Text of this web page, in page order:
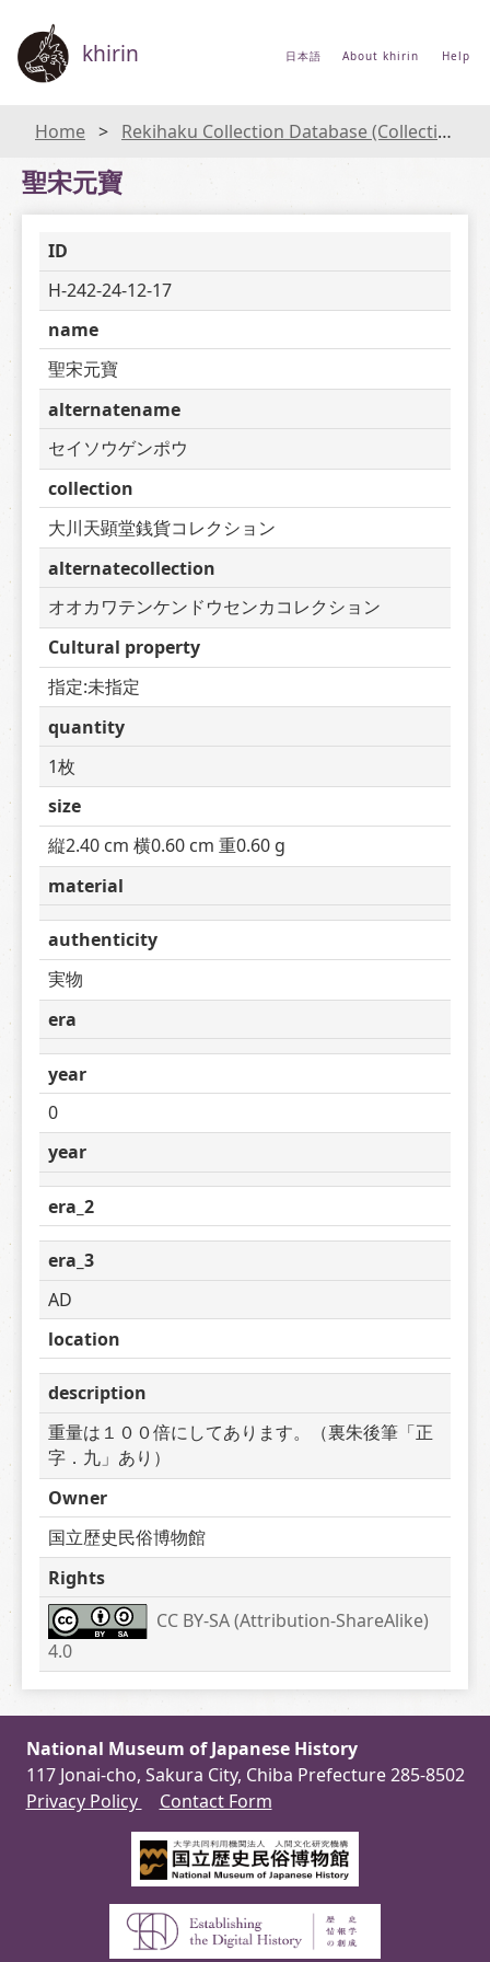
khirin 日本語 About khirin Help
Home Rekihaku Collection Database (Collections Database of the National Museum of Japanese History)
聖宋元寶
ID
H-242-24-12-17
name
聖宋元寶
alternatename
セイソウゲンポウ
collection
大川天顕堂銭貨コレクション
alternatecollection
オオカワテンケンドウセンカコレクション
Cultural property
指定:未指定
quantity
1枚
size
縦2.40 cm 横0.60 cm 重0.60 g
material
authenticity
実物
era
year
0
year
era_2
era_3
AD
location
description
重量は１００倍にしてあります。（裏朱後筆「正
字．九」あり）
Owner
国立歴史民俗博物館
Rights
CC BY-SA (Attribution-ShareAlike)
4.0
National Museum of Japanese History
117 Jonai-cho, Sakura City, Chiba Prefecture 285-8502
Privacy Policy
Contact Form